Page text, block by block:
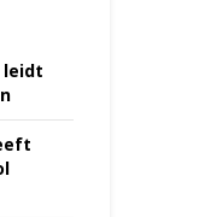
leidt